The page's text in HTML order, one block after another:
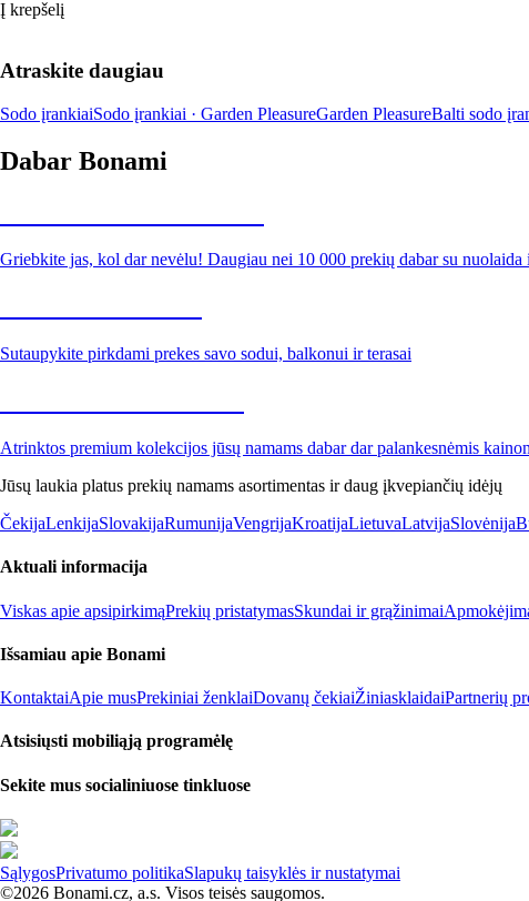
Į krepšelį
Atraskite daugiau
Sodo įrankiaiSodo įrankiai · Garden PleasureGarden PleasureBalti sodo
Dabar Bonami
Griebkite jas, kol dar nevėlu! Daugiau nei 10 000 prekių dabar su
Sutaupykite pirkdami prekes savo sodui, balkonui ir terasai
Atrinktos premium kolekcijos jūsų namams dabar dar palankesnėmis
Jūsų laukia platus prekių namams asortimentas ir daug įkvepiančių idėjų
ČekijaLenkijaSlovakijaRumunijaVengrijaKroatijaLietuvaLatvijaSlovėnija
Aktuali informacija
Viskas apie apsipirkimąPrekių pristatymasSkundai ir grąžinimai
Išsamiau apie Bonami
KontaktaiApie musPrekiniai ženklaiDovanų čekiaiŽiniasklaidaiPartnerių
Atsisiųsti mobiliąją programėlę
Sekite mus socialiniuose tinkluose
SąlygosPrivatumo politikaSlapukų taisyklės ir nustatymai
©2026 Bonami.cz, a.s. Visos teisės saugomos.